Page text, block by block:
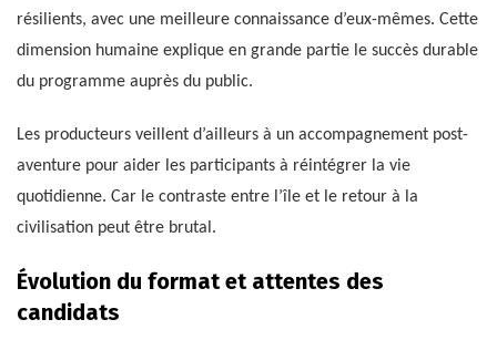
résilients, avec une meilleure connaissance d’eux-mêmes. Cette
dimension humaine explique en grande partie le succès durable
du programme auprès du public.
Les producteurs veillent d’ailleurs à un accompagnement post-
aventure pour aider les participants à réintégrer la vie
quotidienne. Car le contraste entre l’île et le retour à la
civilisation peut être brutal.
Évolution du format et attentes des
candidats